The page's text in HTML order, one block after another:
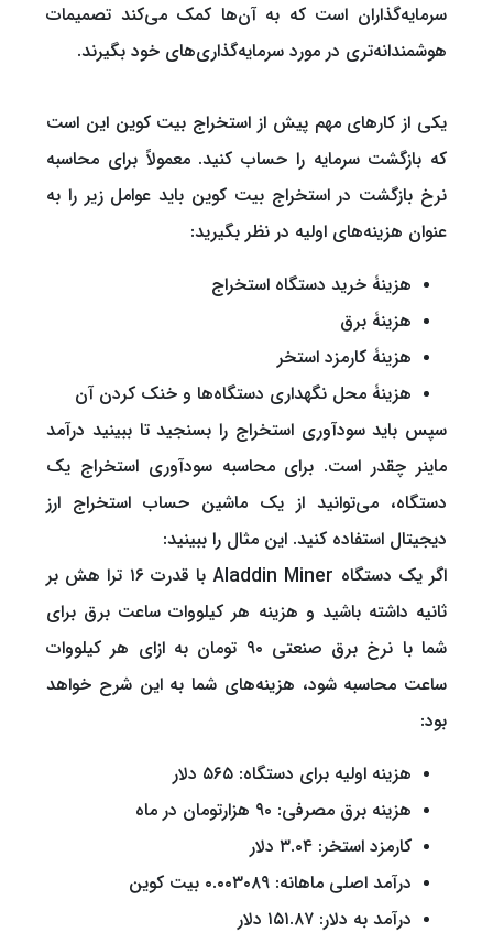
سرمایه‌گذاران است که به آن‌ها کمک می‌کند تصمیمات
هوشمندانه‌تری در مورد سرمایه‌گذاری‌های خود بگیرند.
یکی از کارهای مهم پیش از استخراج بیت کوین این است
که بازگشت سرمایه را حساب کنید. معمولاً برای محاسبه
نرخ بازگشت در استخراج بیت کوین باید عوامل زیر را به
عنوان هزینه‌های اولیه در نظر بگیرید:
هزینۀ خرید دستگاه استخراج
هزینۀ برق
هزینۀ کارمزد استخر
هزینۀ محل نگهداری دستگاه‌ها و خنک کردن آن
سپس باید سودآوری استخراج را بسنجید تا ببینید درآمد
ماینر چقدر است. برای محاسبه سودآوری استخراج یک
دستگاه، می‌توانید از یک ماشین حساب استخراج ارز
دیجیتال استفاده کنید. این مثال را ببینید:
اگر یک دستگاه Aladdin Miner با قدرت ۱۶ ترا هش بر
ثانیه داشته باشید و هزینه هر کیلووات ساعت برق برای
شما با نرخ برق صنعتی ۹۰ تومان به ازای هر کیلووات
ساعت محاسبه شود، هزینه‌های شما به این شرح خواهد
بود:
هزینه اولیه برای دستگاه: ۵۶۵ دلار
هزینه برق مصرفی: ۹۰ هزارتومان در ماه
کارمزد استخر: ۳.۰۴ دلار
درآمد اصلی ماهانه: ۰.۰۰۳۰۸۹ بیت کوین
درآمد به دلار: ۱۵۱.۸۷ دلار